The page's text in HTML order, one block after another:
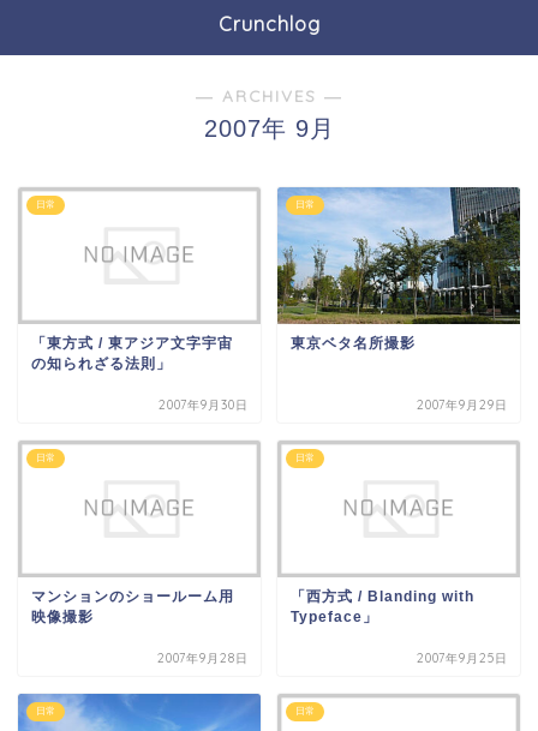
Crunchlog
― ARCHIVES ―
2007年 9月
日常
「東方式 / 東アジア文字宇宙
の知られざる法則」
2007年9月30日
日常
東京ベタ名所撮影
2007年9月29日
日常
マンションのショールーム用
映像撮影
2007年9月28日
日常
「西方式 / Blanding with
Typeface」
2007年9月25日
日常 日常